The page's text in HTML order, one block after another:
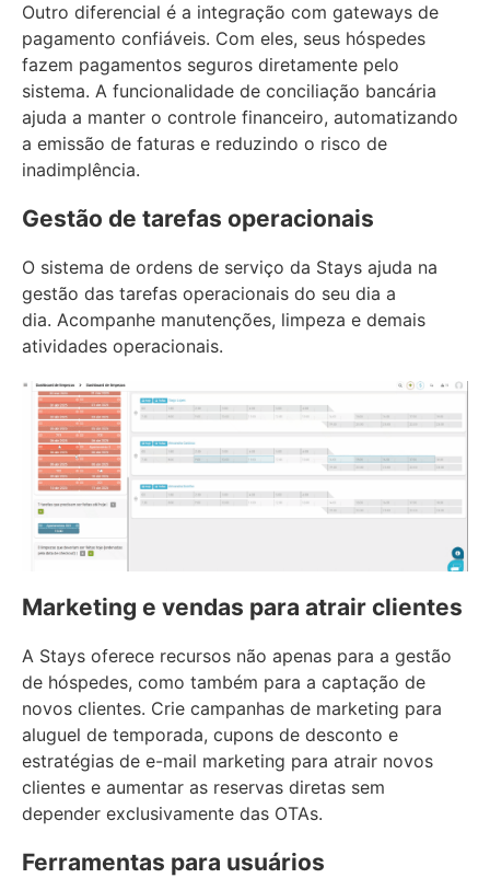
Outro diferencial é a integração com gateways de
pagamento confiáveis. Com eles, seus hóspedes
fazem pagamentos seguros diretamente pelo
sistema. A funcionalidade de conciliação bancária
ajuda a manter o controle financeiro, automatizando
a emissão de faturas e reduzindo o risco de
inadimplência.
Gestão de tarefas operacionais
O sistema de ordens de serviço da Stays ajuda na
gestão das tarefas operacionais do seu dia a
dia. Acompanhe manutenções, limpeza e demais
atividades operacionais.
Marketing e vendas para atrair clientes
A Stays oferece recursos não apenas para a gestão
de hóspedes, como também para a captação de
novos clientes. Crie campanhas de marketing para
aluguel de temporada, cupons de desconto e
estratégias de e-mail marketing para atrair novos
clientes e aumentar as reservas diretas sem
depender exclusivamente das OTAs.
Ferramentas para usuários